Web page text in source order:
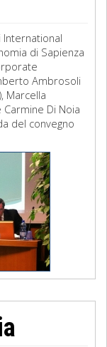
di Sapienza
Ambrosoli
Marcella
Di Noia
del convegno